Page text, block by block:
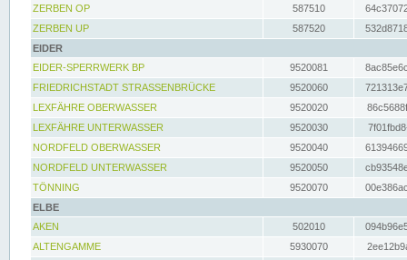
ZERBEN OP
587510
ZERBEN UP
587520
EIDER
EIDER-SPERRWERK BP
9520081
FRIEDRICHSTADT STRASSENBRÜCKE
9520060
LEXFÄHRE OBERWASSER
9520020
LEXFÄHRE UNTERWASSER
9520030
NORDFELD OBERWASSER
9520040
NORDFELD UNTERWASSER
9520050
TÖNNING
9520070
ELBE
AKEN
502010
ALTENGAMME
5930070